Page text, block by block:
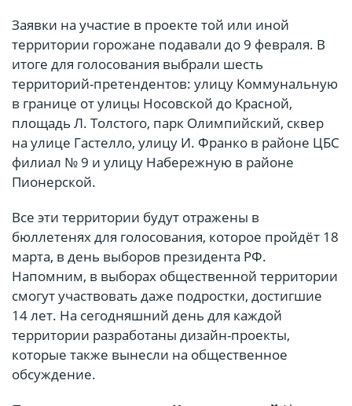
Заявки на участие в проекте той или иной
территории горожане подавали до 9 февраля. В
итоге для голосования выбрали шесть
территорий-претендентов: улицу Коммунальную
в границе от улицы Носовской до Красной,
площадь Л. Толстого, парк Олимпийский, сквер
на улице Гастелло, улицу И. Франко в районе ЦБС
филиал № 9 и улицу Набережную в районе
Пионерской.
Все эти территории будут отражены в
бюллетенях для голосования, которое пройдёт 18
марта, в день выборов президента РФ.
Напомним, в выборах общественной территории
смогут участвовать даже подростки, достигшие
14 лет. На сегодняшний день для каждой
территории разработаны дизайн-проекты,
которые также вынесли на общественное
обсуждение.